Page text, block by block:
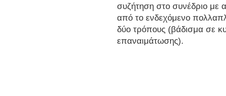
συζήτηση στο συνέδριο με
από το ενδεχόμενο
δύο τρόπους (βάδισμα σε
επαναιμάτωσης).